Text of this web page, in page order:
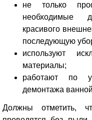
не только
необходимые
красивого
последующую
используют
материалы;
работают по
демонтажа
Должны отметить,